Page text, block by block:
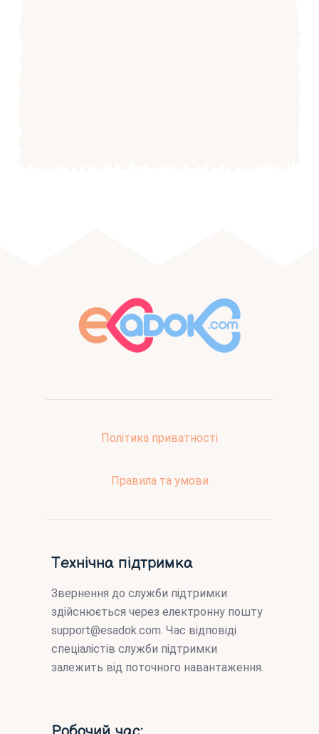
Політика приватності
Правила та умови
Технічна підтримка
Звернення до служби підтримки
здійснюється через електронну пошту
support@esadok.com. Час відповіді
спеціалістів служби підтримки
залежить від поточного навантаження.